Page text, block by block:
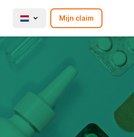
Mijn claim